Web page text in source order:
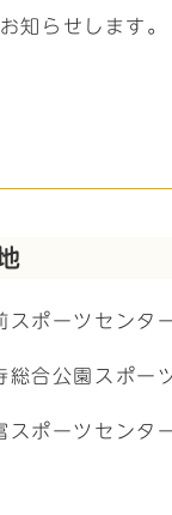
知らせします。
スポーツセンタ
総合公園スポー
スポーツセンタ